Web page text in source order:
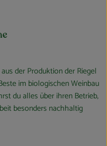
der Produktion der Riegel
im biologischen Weinbau
du alles über ihren Betrieb,
besonders nachhaltig